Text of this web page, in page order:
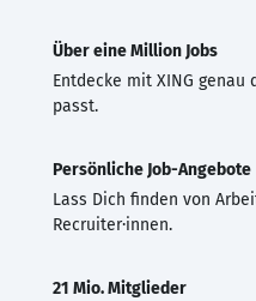
Über eine Million Jobs
Entdecke mit XING genau
passt.
Persönliche Job-Angebote
Lass Dich finden von
Recruiter·innen.
21 Mio. Mitglieder